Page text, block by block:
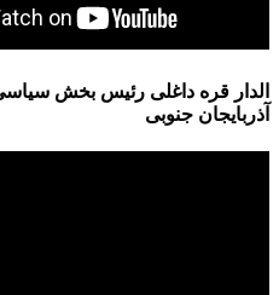
الدار قره داغلی رئیس بخش
آذربایجان جنوبی